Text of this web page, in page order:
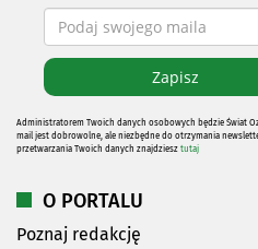
Administratorem Twoich danych osobowych będzie Świat
mail jest dobrowolne, ale niezbędne do otrzymania
przetwarzania Twoich danych znajdziesz tutaj
O PORTALU
Poznaj redakcję